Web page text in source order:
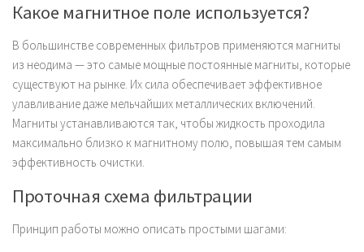
Какое магнитное поле используется?
В большинстве современных фильтров применяются магниты
из неодима — это самые мощные постоянные магниты, которые
существуют на рынке. Их сила обеспечивает эффективное
улавливание даже мельчайших металлических включений.
Магниты устанавливаются так, чтобы жидкость проходила
максимально близко к магнитному полю, повышая тем самым
эффективность очистки.
Проточная схема фильтрации
Принцип работы можно описать простыми шагами: